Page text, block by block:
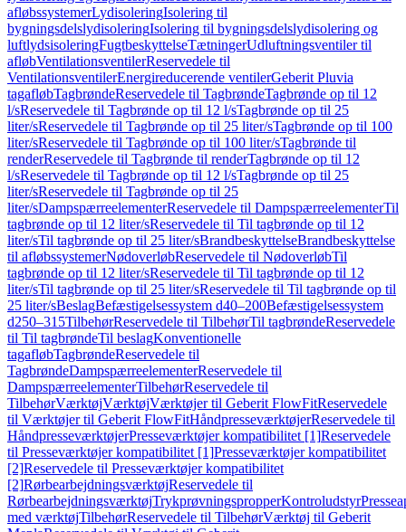
afløbssystemerLydisoleringIsolering til
bygningsdelslydisoleringIsolering til bygningsdelslydisolering og
luftlydsisoleringFugtbeskyttelseTætningerUdluftningsventiler til
afløbVentilationsventilerReservedele til
VentilationsventilerEnergireducerende ventilerGeberit Pluvia
tagafløbTagbrøndeReservedele til TagbrøndeTagbrønde op til 12
l/sReservedele til Tagbrønde op til 12 l/sTagbrønde op til 25
liter/sReservedele til Tagbrønde op til 25 liter/sTagbrønde op til 100
liter/sReservedele til Tagbrønde op til 100 liter/sTagbrønde til
renderReservedele til Tagbrønde til renderTagbrønde op til 12
l/sReservedele til Tagbrønde op til 12 l/sTagbrønde op til 25
liter/sReservedele til Tagbrønde op til 25
liter/sDampspærreelementerReservedele til DampspærreelementerTil
tagbrønde op til 12 liter/sReservedele til Til tagbrønde op til 12
liter/sTil tagbrønde op til 25 liter/sBrandbeskyttelseBrandbeskyttelse
til afløbssystemerNødoverløbReservedele til NødoverløbTil
tagbrønde op til 12 liter/sReservedele til Til tagbrønde op til 12
liter/sTil tagbrønde op til 25 liter/sReservedele til Til tagbrønde op til
25 liter/sBeslagBefæstigelsessystem d40–200Befæstigelsessystem
d250–315TilbehørReservedele til TilbehørTil tagbrøndeReservedele
til Til tagbrøndeTil beslagKonventionelle
tagafløbTagbrøndeReservedele til
TagbrøndeDampspærreelementerReservedele til
DampspærreelementerTilbehørReservedele til
TilbehørVærktøjVærktøjVærktøjer til Geberit FlowFitReservedele
til Værktøjer til Geberit FlowFitHåndpresseværktøjerReservedele til
HåndpresseværktøjerPresseværktøjer kompatibilitet [1]Reservedele
til Presseværktøjer kompatibilitet [1]Presseværktøjer kompatibilitet
[2]Reservedele til Presseværktøjer kompatibilitet
[2]RørbearbejdningsværktøjReservedele til
RørbearbejdningsværktøjTrykprøvningspropperKontroludstyr
med værktøjTilbehørReservedele til TilbehørVærktøj til Geberit